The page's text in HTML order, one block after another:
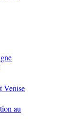
Venise
au